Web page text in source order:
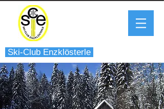
Ski-Club Enzklösterle